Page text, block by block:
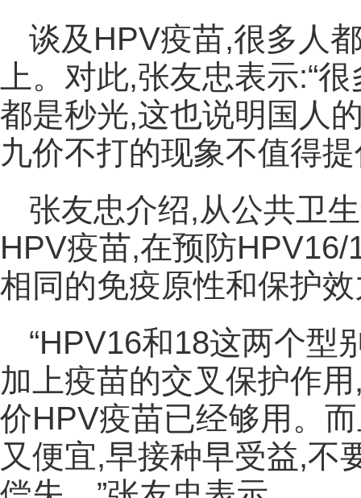
谈及HPV疫苗,很多人
上。对此,张友忠表示:“
都是秒光,这也说明国人
九价不打的现象不值得提
张友忠介绍,从公共卫
HPV疫苗,在预防
相同的免疫原性和保护
“HPV16和18这两个型
加上疫苗的交叉保护作
价HPV疫苗已经够用。
又便宜,早接种早受益,不